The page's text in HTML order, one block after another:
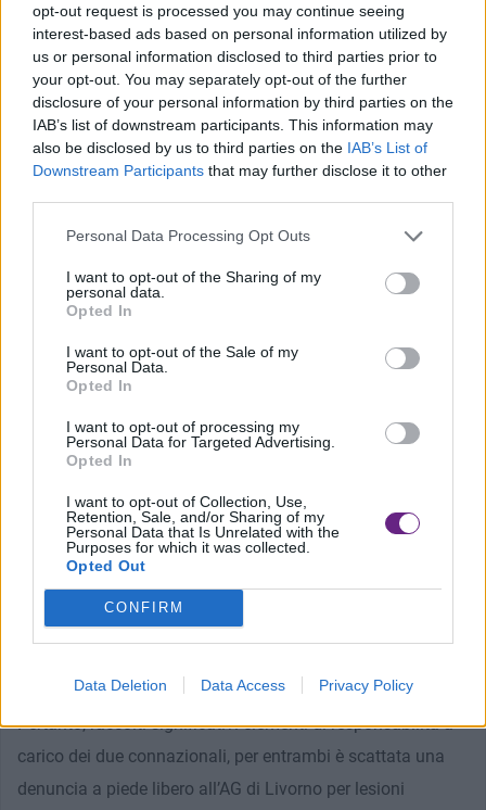
opt-out request is processed you may continue seeing
interest-based ads based on personal information utilized by
us or personal information disclosed to third parties prior to
your opt-out. You may separately opt-out of the further
disclosure of your personal information by third parties on the
IAB’s list of downstream participants. This information may
also be disclosed by us to third parties on the IAB’s List of
Downstream Participants that may further disclose it to other
Personal Data Processing Opt Outs
I want to opt-out of the Sharing of my
personal data.
Opted In
I want to opt-out of the Sale of my
Personal Data.
Opted In
I want to opt-out of processing my
Personal Data for Targeted Advertising.
Opted In
I want to opt-out of Collection, Use,
Retention, Sale, and/or Sharing of my
Personal Data that Is Unrelated with the
Purposes for which it was collected.
Opted Out
CONFIRM
Data Deletion Data Access Privacy Policy
all’AG.
A seguito di ulteriori approfondimenti investigativi condotti
dai militari è emerso inoltre che uno dei due aggressori, il
più giovane poco sopra i vent’anni, già pochi giorni prima
in via Garibaldi, avrebbe
aggredito la vittima sempre a seguito di un confronto
quel pregresso frangente il 25enne sarebbe stato colpito
dal suo aggressore alla testa con una bottiglia rotta
riportando solo una lieve escoriazione alla testa.
Solo grazie alla ricostruzione minuziosa della dinamica di
entrambi gli episodi di violenza, condotta dai carabinieri
sia con ausilio di tracce video estratte dai sistemi di
videosorveglianza della zona, che riscontrate con le
dichiarazioni di testimoni, è stato possibile fare luce sulle
Pertanto, raccolti significativi elementi di responsabilità a
carico dei due connazionali, per entrambi è scattata una
denuncia a piede libero all’AG di Livorno per lesioni